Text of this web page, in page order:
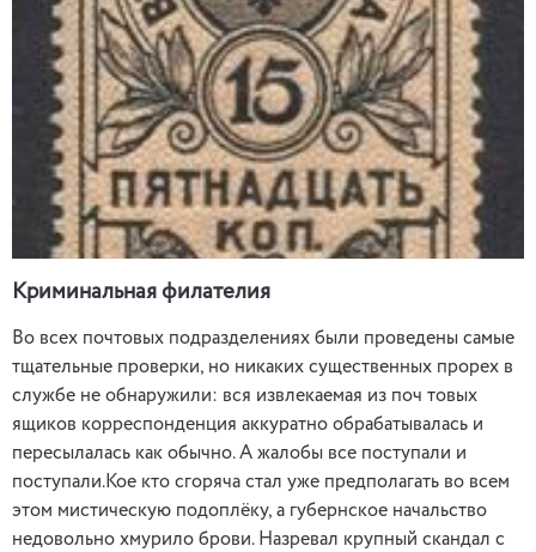
Криминальная филателия
Во всех почтовых подразделениях были проведены самые
тщательные проверки, но никаких существенных прорех в
службе не обнаружили: вся извлекаемая из поч товых
ящиков корреспонденция аккуратно обрабатывалась и
пересылалась как обычно. А жалобы все поступали и
поступали.Кое кто сгоряча стал уже предполагать во всем
этом мистическую подоплёку, а губернское начальство
недовольно хмурило брови. Назревал крупный скандал с